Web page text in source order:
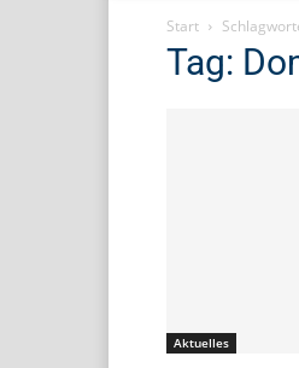
Start
Tag:
Aktuelles